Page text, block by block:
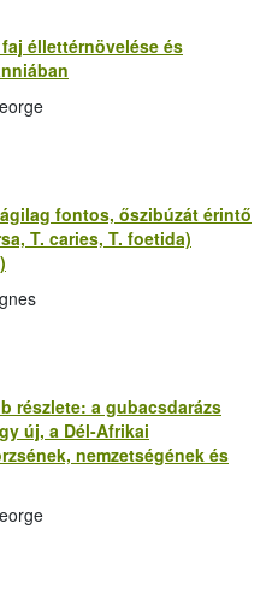
éllettérnövelése és
fontos, őszibúzát érintő
T. caries, T. foetida)
részlete: a gubacsdarázs
új, a Dél-Afrikai
nemzetségének és